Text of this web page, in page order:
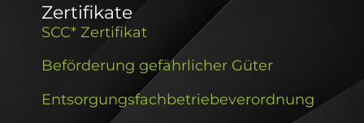
Zertifikate
SCC* Zertifikat
Beförderung gefährlicher Güter
Entsorgungsfachbetriebeverordnung